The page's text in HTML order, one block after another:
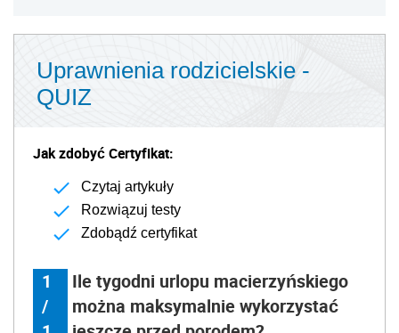
Uprawnienia rodzicielskie -
QUIZ
Jak zdobyć Certyfikat:
Czytaj artykuły
Rozwiązuj testy
Zdobądź certyfikat
1
/
Ile tygodni urlopu macierzyńskiego
można maksymalnie wykorzystać